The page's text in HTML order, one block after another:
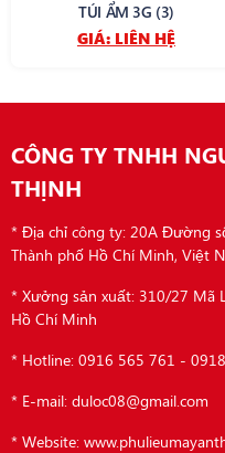
TÚI ẨM 3G (3)
GIÁ: LIÊN HỆ
CÔNG TY TNHH
THỊNH
* Địa chỉ công ty: 20A Đường
Thành phố Hồ Chí Minh, Việt
* Xưởng sản xuất: 310/27 Mã
Hồ Chí Minh
* Hotline: 0916 565 761 -
* E-mail: duloc08@gmail.com
* Website: